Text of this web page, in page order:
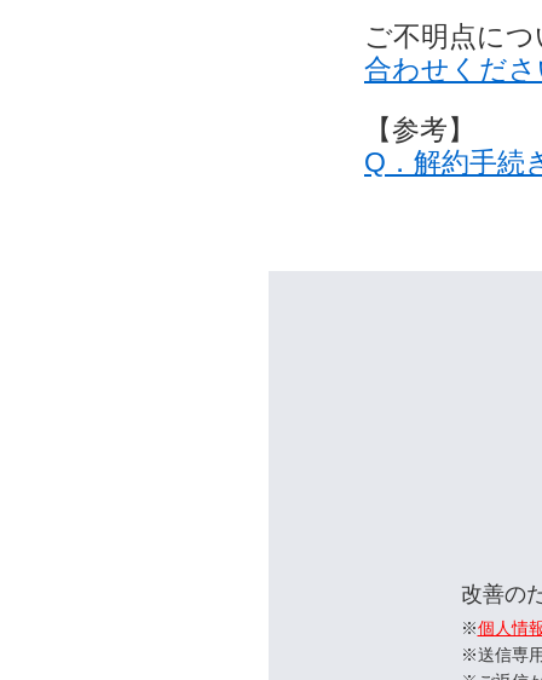
ご不明点に
合わせくだ
【参考】
Q．解約手続
改善の
※個人情
※送信専